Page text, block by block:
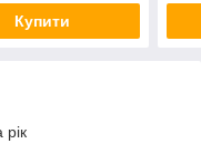
Купити
рік